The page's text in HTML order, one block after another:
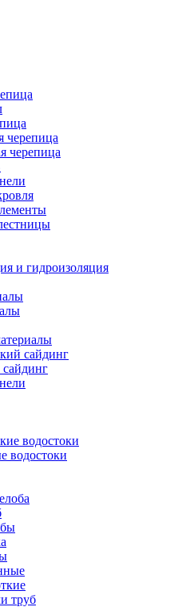
черепица
черепица
и гидроизоляция
сайдинг
водостоки
водостоки
труб